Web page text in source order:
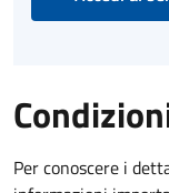
Per conoscere i